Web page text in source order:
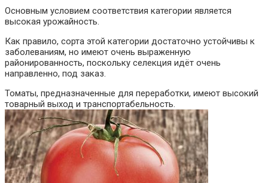
Основным условием соответствия категории является
высокая урожайность.
Как правило, сорта этой категории достаточно устойчивы к
заболеваниям, но имеют очень выраженную
районированность, поскольку селекция идёт очень
направленно, под заказ.
Томаты, предназначенные для переработки, имеют высокий
товарный выход и транспортабельность.